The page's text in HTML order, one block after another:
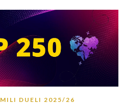
MILI DUELI 2025/26